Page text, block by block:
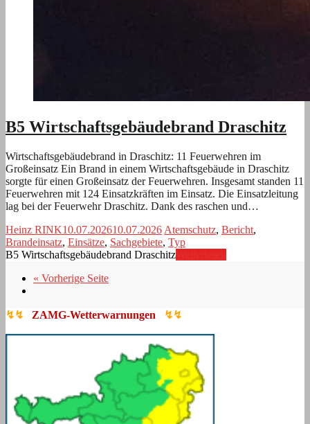
B5 Wirtschaftsgebäudebrand Draschitz
Wirtschaftsgebäudebrand in Draschitz: 11 Feuerwehren im
Großeinsatz Ein Brand in einem Wirtschaftsgebäude in Draschitz
sorgte für einen Großeinsatz der Feuerwehren. Insgesamt standen 11
Feuerwehren mit 124 Einsatzkräften im Einsatz. Die Einsatzleitung
lag bei der Feuerwehr Draschitz. Dank des raschen und…
Heinz RINK10.07.202610.07.2026 Atemschutz, Bericht,
Brandeinsatz, Einsätze, Sachgebiete, Typ
B5 Wirtschaftsgebäudebrand Draschitz
« Vorherige Seite
↯↯ ZAMG-Wetterwarnungen ↯↯